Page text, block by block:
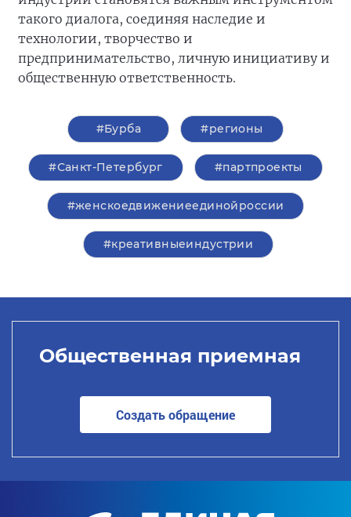
такого диалога, соединяя наследие и
технологии, творчество и
предпринимательство, личную инициативу и
общественную ответственность.
#Бурба #регионы
#Санкт-Петербург #партпроекты
#женскоедвижениеединойроссии
#креативныеиндустрии
Общественная приемная
Создать обращение